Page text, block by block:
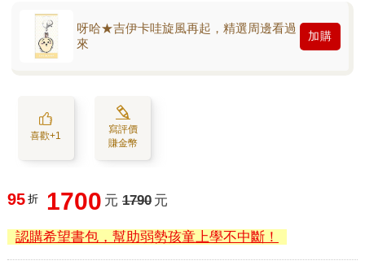
呀哈★吉伊卡哇旋風再起，精選周邊看過
來
加購
喜歡+1
寫評價
賺金幣
95 折 1700 元 1790 元
認購希望書包，幫助弱勢孩童上學不中斷！